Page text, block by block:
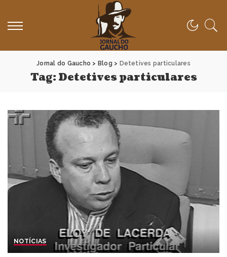
Jornal do Gaucho > Blog > Detetives particulares
Tag:Detetives particulares
NOTÍCIAS